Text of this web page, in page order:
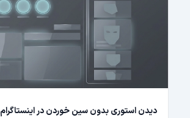
دیدن استوری بدون سین خوردن در اینستاگرام